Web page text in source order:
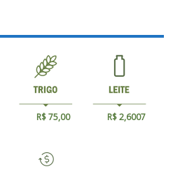
R$ 75,00 R$ 2,6007